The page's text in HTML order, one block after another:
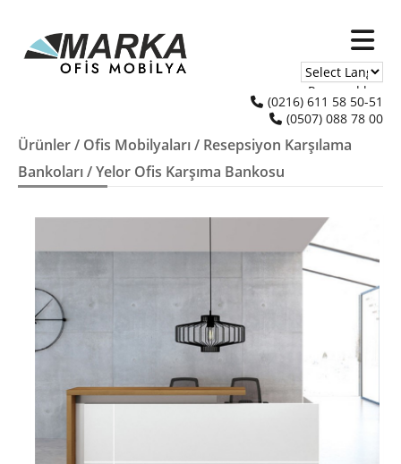
Powered by
Translate
(0216) 611 58 50-51
(0507) 088 78 00
Ürünler/ Ofis Mobilyaları/ Resepsiyon Karşılama
Bankoları/ Yelor Ofis Karşıma Bankosu